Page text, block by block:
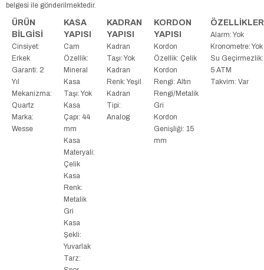
belgesi ile gönderilmektedir.
ÜRÜN
BİLGİSİ
Cinsiyet:
Erkek
Garanti: 2
Yıl
Mekanizma:
Quartz
Marka:
Wesse
KASA
YAPISI
Cam
Özellik:
Mineral
Kasa
Taşı: Yok
Kasa
Çapı: 44
mm
Kasa
Materyali:
Çelik
Kasa
Renk:
Metalik
Gri
Kasa
Şekli:
Yuvarlak
Tarz:
KADRAN
YAPISI
Kadran
Taşı: Yok
Kadran
Renk: Yeşil
Kadran
Tipi:
Analog
KORDON
YAPISI
Kordon
Özellik: Çelik
Kordon
Rengi: Altın
Rengi/Metalik
Gri
Kordon
Genişliği: 15
mm
ÖZELLİKLER
Alarm: Yok
Kronometre: Yok
Su Geçirmezlik:
5 ATM
Takvim: Var